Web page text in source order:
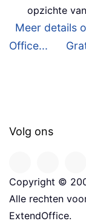
opzichte
Meer details
Office...
Volg ons
Copyright ©
Alle rechten
ExtendOffice.